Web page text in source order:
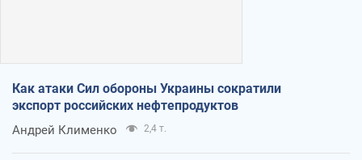
Как атаки Сил обороны Украины сократили
экспорт российских нефтепродуктов
Андрей Клименко 2,4 т.